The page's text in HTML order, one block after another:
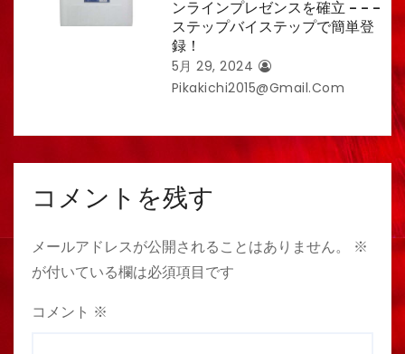
ンラインプレゼンスを確立 – – –
ステップバイステップで簡単登
録！
5月 29, 2024
Pikakichi2015@gmail.com
コメントを残す
メールアドレスが公開されることはありません。
※
が付いている欄は必須項目です
コメント ※